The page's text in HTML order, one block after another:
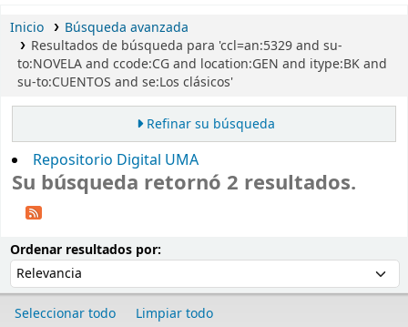
Inicio
Búsqueda avanzada
Resultados de búsqueda para 'ccl=an:5329 and su-
to:NOVELA and ccode:CG and location:GEN and itype:BK and
su-to:CUENTOS and se:Los clásicos'
Refinar su búsqueda
Repositorio Digital UMA
Su búsqueda retornó 2 resultados.
Ordenar resultados por:
Seleccionar todo
Limpiar todo